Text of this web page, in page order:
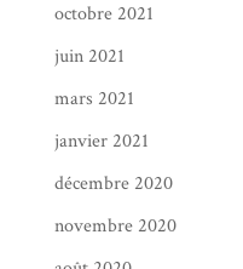
octobre 2021
juin 2021
mars 2021
janvier 2021
décembre 2020
novembre 2020